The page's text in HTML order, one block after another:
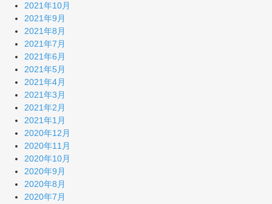
2021年10月
2021年9月
2021年8月
2021年7月
2021年6月
2021年5月
2021年4月
2021年3月
2021年2月
2021年1月
2020年12月
2020年11月
2020年10月
2020年9月
2020年8月
2020年7月